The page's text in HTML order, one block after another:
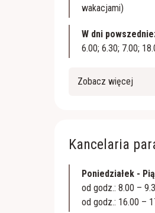
wakacjami)
W dni
6.00; 6.30; 7.00;
Zobacz więcej
Kancelaria
Poniedziałek -
od godz.: 8.00 –
od godz.: 16.00 –